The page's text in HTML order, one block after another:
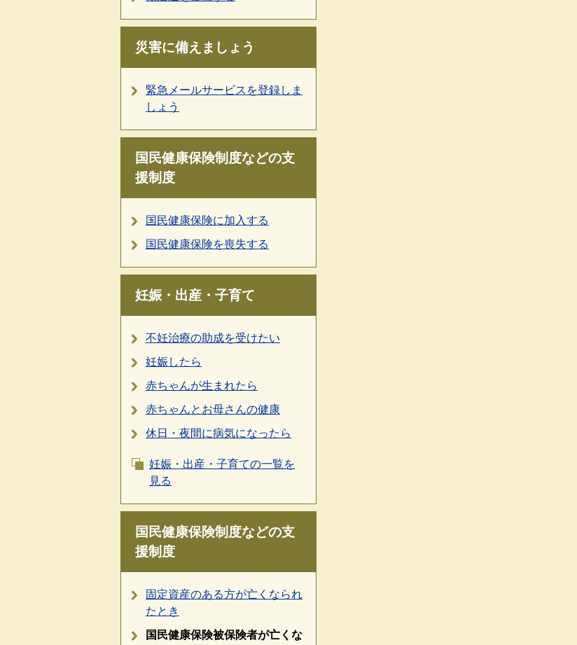
災害に備えましょう
緊急メールサービスを登録しま
しょう
国民健康保険制度などの支
援制度
国民健康保険に加入する
国民健康保険を喪失する
妊娠・出産・子育て
不妊治療の助成を受けたい
妊娠したら
赤ちゃんが生まれたら
赤ちゃんとお母さんの健康
休日・夜間に病気になったら
妊娠・出産・子育ての一覧を
見る
国民健康保険制度などの支
援制度
固定資産のある方が亡くなられ
たとき
国民健康保険被保険者が亡くな